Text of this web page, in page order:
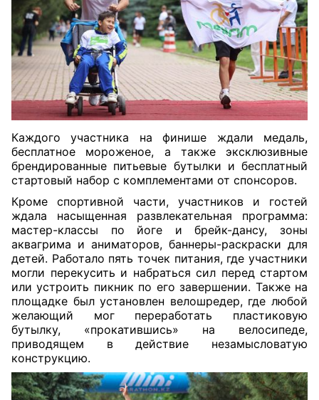
Каждого участника на финише ждали медаль,
бесплатное мороженое, а также эксклюзивные
брендированные питьевые бутылки и бесплатный
стартовый набор с комплементами от спонсоров.
Кроме спортивной части, участников и гостей
ждала насыщенная развлекательная программа:
мастер-классы по йоге и брейк-дансу, зоны
аквагрима и аниматоров, баннеры-раскраски для
детей. Работало пять точек питания, где участники
могли перекусить и набраться сил перед стартом
или устроить пикник по его завершении. Также на
площадке был установлен велошредер, где любой
желающий мог переработать пластиковую
бутылку, «прокатившись» на велосипеде,
приводящем в действие незамысловатую
конструкцию.